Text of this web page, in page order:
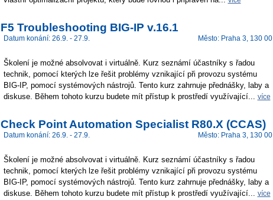
F5 Troubleshooting BIG-IP v.16.1
Datum konání: 26.9. - 27.9. Město: Praha 3, 130 00
Školení je možné absolvovat i virtuálně. Kurz seznámí účastníky s řadou
technik, pomocí kterých lze řešit problémy vznikající při provozu systému
BIG-IP, pomocí systémových nástrojů. Tento kurz zahrnuje přednášky, laby a
diskuse. Během tohoto kurzu budete mít přístup k prostředí využívající... více
Check Point Automation Specialist R80.X (CCAS)
Datum konání: 26.9. - 27.9. Město: Praha 3, 130 00
Školení je možné absolvovat i virtuálně. Kurz seznámí účastníky s řadou
technik, pomocí kterých lze řešit problémy vznikající při provozu systému
BIG-IP, pomocí systémových nástrojů. Tento kurz zahrnuje přednášky, laby a
diskuse. Během tohoto kurzu budete mít přístup k prostředí využívající... více